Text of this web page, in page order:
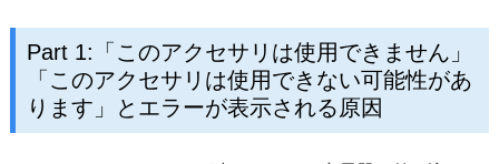
Part 1:「このアクセサリは使用できません」
「このアクセサリは使用できない可能性があ
ります」とエラーが表示される原因